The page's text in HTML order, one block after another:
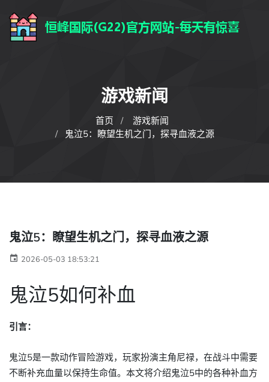
游戏新闻
首页
游戏新闻
鬼泣5：瞭望生机之门，探寻血液之源
鬼泣5：瞭望生机之门，探寻血液之源
2026-05-03 18:53:21
鬼泣5如何补血
引言：
鬼泣5是一款动作冒险游戏，玩家扮演主角尼禄，在战斗中需要
不断补充血量以保持生命值。本文将介绍鬼泣5中的各种补血方